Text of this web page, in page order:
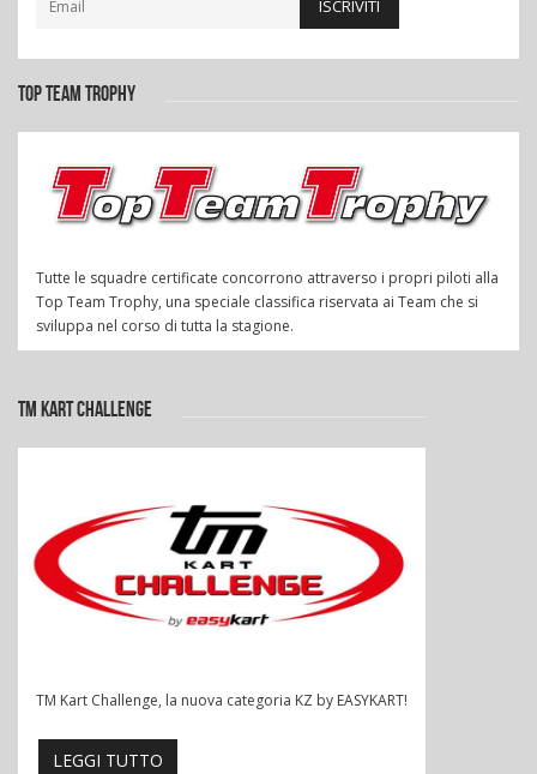
ISCRIVITI
TOP TEAM TROPHY
Tutte le squadre certificate concorrono attraverso i propri piloti alla
Top Team Trophy, una speciale classifica riservata ai Team che si
sviluppa nel corso di tutta la stagione.
TM KART CHALLENGE
TM Kart Challenge, la nuova categoria KZ by EASYKART!
LEGGI TUTTO